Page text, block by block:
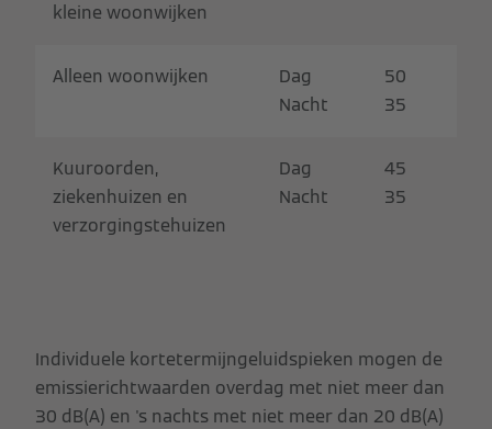
kleine woonwijken
Alleen woonwijken
Dag
Nacht
50
35
Kuuroorden,
ziekenhuizen en
verzorgingstehuizen
Dag
Nacht
45
35
Individuele kortetermijngeluidspieken mogen de
emissierichtwaarden overdag met niet meer dan
30 dB(A) en 's nachts met niet meer dan 20 dB(A)